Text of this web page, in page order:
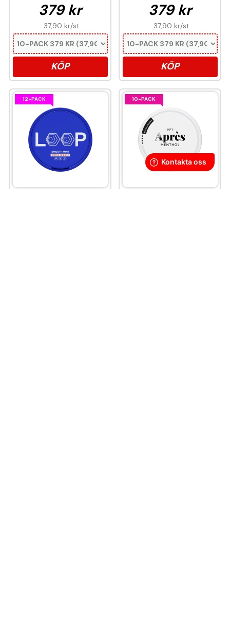
379 kr
37,90 kr/st
KÖP
379 kr
37,90 kr/st
KÖP
12-PACK 10-PACK